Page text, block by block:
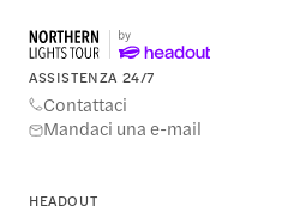
ASSISTENZA 24/7
Contattaci
Mandaci una e-mail
HEADOUT